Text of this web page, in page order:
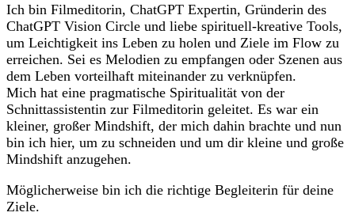
Ich bin Filmeditorin, ChatGPT Expertin, Gründerin des
ChatGPT Vision Circle und liebe spirituell-kreative Tools,
um Leichtigkeit ins Leben zu holen und Ziele im Flow zu
erreichen. Sei es Melodien zu empfangen oder Szenen aus
dem Leben vorteilhaft miteinander zu verknüpfen.
Mich hat eine pragmatische Spiritualität von der
Schnittassistentin zur Filmeditorin geleitet. Es war ein
kleiner, großer Mindshift, der mich dahin brachte und nun
bin ich hier, um zu schneiden und um dir kleine und große
Mindshift anzugehen.
Möglicherweise bin ich die richtige Begleiterin für deine
Ziele.